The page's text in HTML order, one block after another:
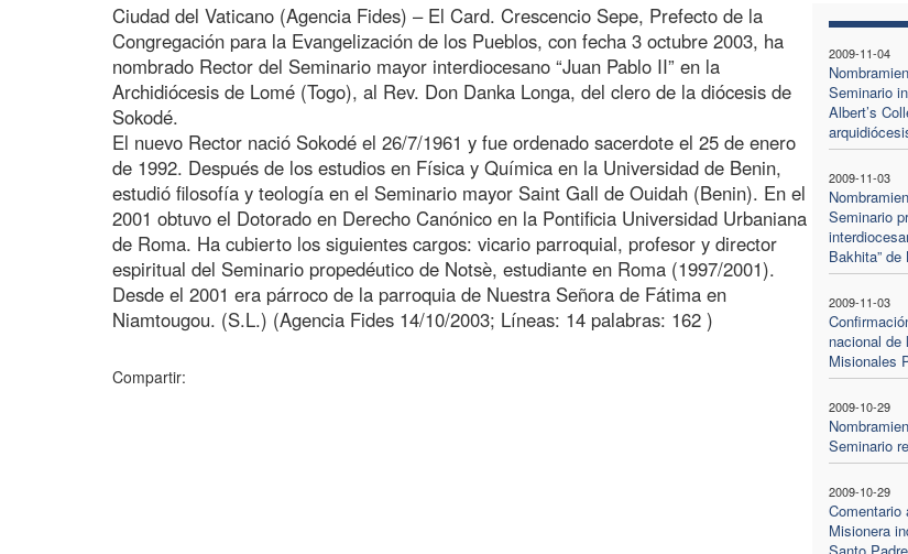
2009-11-04
Seminario
Albert’s
2009-11-03
Seminario
Bakhita” de
2009-11-03
nacional de
Misionales
2009-10-29
Seminario
2009-10-29
Comentario
Misionera
Ciudad del Vaticano (Agencia Fides) – El Card. Crescencio Sepe, Prefecto de la
Congregación para la Evangelización de los Pueblos, con fecha 3 octubre 2003, ha
nombrado Rector del Seminario mayor interdiocesano “Juan Pablo II” en la
Archidiócesis de Lomé (Togo), al Rev. Don Danka Longa, del clero de la diócesis de
Sokodé.
El nuevo Rector nació Sokodé el 26/7/1961 y fue ordenado sacerdote el 25 de enero
de 1992. Después de los estudios en Física y Química en la Universidad de Benin,
estudió filosofía y teología en el Seminario mayor Saint Gall de Ouidah (Benin). En el
2001 obtuvo el Dotorado en Derecho Canónico en la Pontificia Universidad Urbaniana
de Roma. Ha cubierto los siguientes cargos: vicario parroquial, profesor y director
espiritual del Seminario propedéutico de Notsè, estudiante en Roma (1997/2001).
Desde el 2001 era párroco de la parroquia de Nuestra Señora de Fátima en
Niamtougou. (S.L.) (Agencia Fides 14/10/2003; Líneas: 14 palabras: 162 )
Compartir: